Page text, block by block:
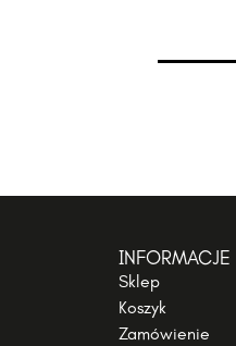
INFORMACJE
Sklep
Koszyk
Zamówienie